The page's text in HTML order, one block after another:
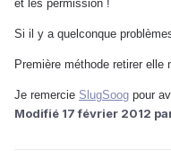
et les permission !
Si il y a quelconque
Première méthode retirer elle
Je remercie SlugSoog pour
Modifié 17 février 2012